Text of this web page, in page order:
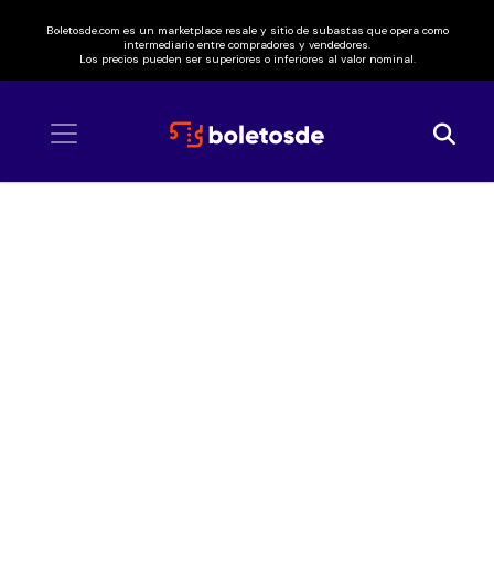
Boletosde.com es un marketplace resale y sitio de subastas que opera como
intermediario entre compradores y vendedores.
Los precios pueden ser superiores o inferiores al valor nominal.